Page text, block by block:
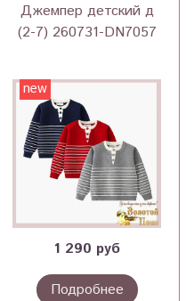
Джемпер детский д
(2-7) 260731-DN7057
new
1 290 руб
Подробнее